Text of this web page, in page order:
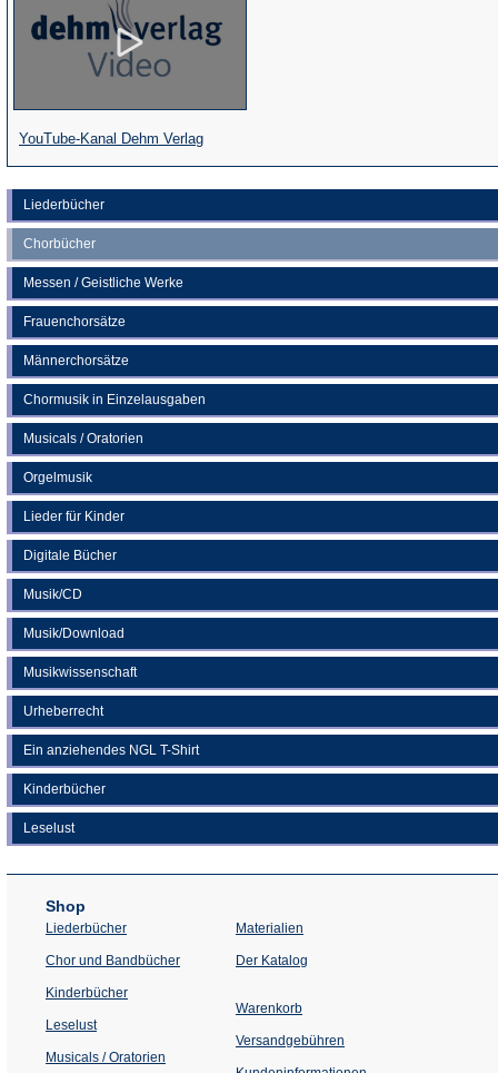
Liederbücher
Chorbücher
Messen / Geistliche Werke
Frauenchorsätze
Männerchorsätze
Chormusik in Einzelausgaben
Musicals / Oratorien
Orgelmusik
Lieder für Kinder
Digitale Bücher
Musik/CD
Musik/Download
Musikwissenschaft
Urheberrecht
Ein anziehendes NGL T-Shirt
Kinderbücher
Leselust
YouTube-Kanal Dehm Verlag(Öffnet
in
einem
neuen
Shop
Liederbücher
Chor und Bandbücher
Kinderbücher
Leselust
Musicals / Oratorien
Materialien
Der Katalog
Warenkorb
Versandgebühren